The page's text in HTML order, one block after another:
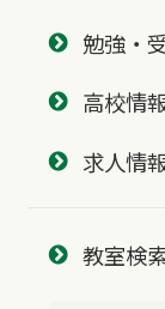
勉強・
高校情
求人情
教室検